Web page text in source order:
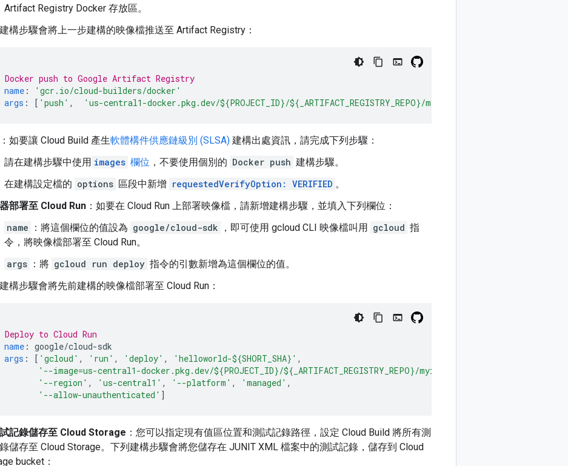
Artifact Registry Docker 存放區。
構步驟會將上一步建構的映像檔推送至 Artifact Registry：
Docker push to Google Artifact Registry
name :
'gcr.io/cloud-builders/docker'
args : [ 'push' , 'us-central1-docker.pkg.dev/${PROJECT_ID}/${_ARTIFACT_REGISTRY_REPO}/myimage:${SHORT_SHA}'
如要讓 Cloud Build 產生軟體構件供應鏈級別 (SLSA) 建構出處資訊，請完成下列步驟：
請在建構步驟中使用 images 欄位 ，不要使用個別的 Docker push 建構步驟。
在建構設定檔的 options 區段中新增 requestedVerifyOption: VERIFIED 。
部署至 Cloud Run ：如要在 Cloud Run 上部署映像檔，請新增建構步驟，並填入下列欄位：
name
：將這個欄位的值設為 google/cloud-sdk ，即可使用 gcloud CLI 映像檔叫用 gcloud 指
令，將映像檔部署至 Cloud Run。
args ：將 gcloud run deploy 指令的引數新增為這個欄位的值。
構步驟會將先前建構的映像檔部署至 Cloud Run：
Deploy to Cloud Run
name : google/cloud-sdk
args : [ 'gcloud' , 'run' , 'deploy' , 'helloworld-${SHORT_SHA}' ,
'--image=us-central1-docker.pkg.dev/${PROJECT_ID}/${_ARTIFACT_REGISTRY_REPO}/myimage:${SHORT_SHA}'
'--region' , 'us-central1' , '--platform' , 'managed' ,
'--allow-unauthenticated' ]
記錄儲存至 Cloud Storage ：您可以指定現有值區位置和測試記錄路徑，設定 Cloud Build 將所有測
儲存至 Cloud Storage。下列建構步驟會將您儲存在 JUNIT XML 檔案中的測試記錄，儲存到 Cloud
bucket：